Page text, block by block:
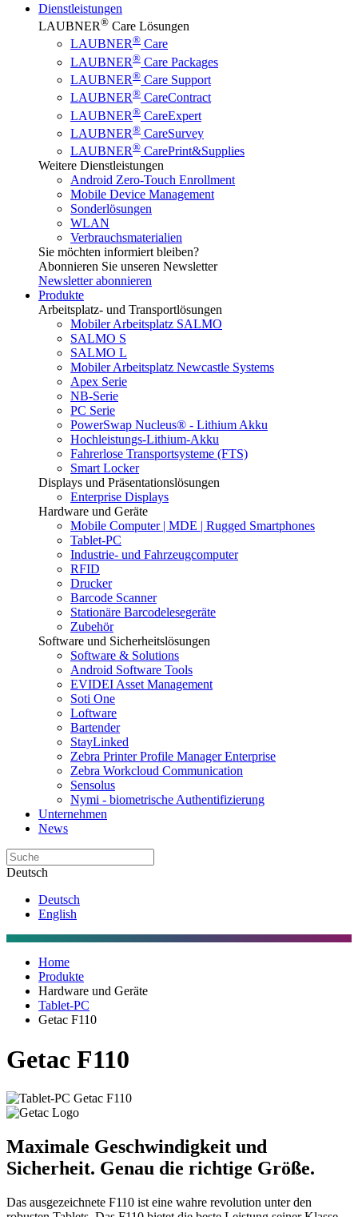
Dienstleistungen
LAUBNER® Care Lösungen
LAUBNER® Care
LAUBNER® Care Packages
LAUBNER® Care Support
LAUBNER® CareContract
LAUBNER® CareExpert
LAUBNER® CareSurvey
LAUBNER® CarePrint&Supplies
Weitere Dienstleistungen
Android Zero-Touch Enrollment
Mobile Device Management
Sonderlösungen
WLAN
Verbrauchsmaterialien
Sie möchten informiert bleiben?
Abonnieren Sie unseren Newsletter
Newsletter abonnieren
Produkte
Arbeitsplatz- und Transportlösungen
Mobiler Arbeitsplatz SALMO
SALMO S
SALMO L
Mobiler Arbeitsplatz Newcastle Systems
Apex Serie
NB-Serie
PC Serie
PowerSwap Nucleus® - Lithium Akku
Hochleistungs-Lithium-Akku
Fahrerlose Transportsysteme (FTS)
Smart Locker
Displays und Präsentationslösungen
Enterprise Displays
Hardware und Geräte
Mobile Computer | MDE | Rugged Smartphones
Tablet-PC
Industrie- und Fahrzeugcomputer
RFID
Drucker
Barcode Scanner
Stationäre Barcodelesegeräte
Zubehör
Software und Sicherheitslösungen
Software & Solutions
Android Software Tools
EVIDEI Asset Management
Soti One
Loftware
Bartender
StayLinked
Zebra Printer Profile Manager Enterprise
Zebra Workcloud Communication
Sensolus
Nymi - biometrische Authentifizierung
Unternehmen
News
Deutsch
Deutsch
English
Home
Produkte
Hardware und Geräte
Tablet-PC
Getac F110
Getac F110
Maximale Geschwindigkeit und
Sicherheit. Genau die richtige Größe.
Das ausgezeichnete F110 ist eine wahre revolution unter den